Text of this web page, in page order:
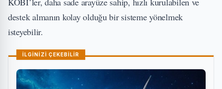
destek almanın kolay olduğu bir sisteme yönelmek
isteyebilir.
İLGİNİZİ ÇEKEBİLİR